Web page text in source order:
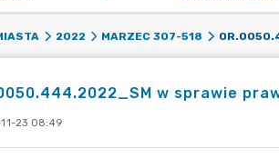
2022 MARZEC 307-518
w sprawie
23 08:49